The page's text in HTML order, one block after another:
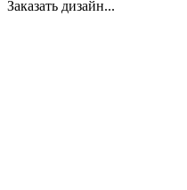
Заказать дизайн...